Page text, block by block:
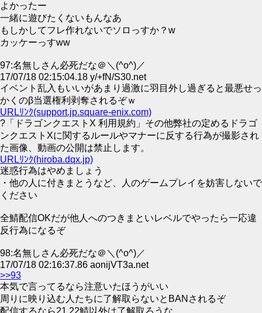
よかったー
一緒に遊びたくないもんなあ
もしかしてフレ作れないでソロっすか？w
カッケーっすww
97:名無しさん必死だな＠＼(^o^)／
17/07/18 02:15:04.18 y/+fN/S30.net
イベント乱入もいいがあまり過激に羽目外し過ぎると最悪せっ
かくのβ当選権利剥奪されるぞｗ
URLﾘﾝｸ(support.jp.square-enix.com)
?「ドラゴンクエストX 利用規約」その他弊社の定めるドラゴ
ンクエストXに関するルールやマナーに反する行為が撮影され
た画像、動画の公開は禁止します。
URLﾘﾝｸ(hiroba.dqx.jp)
迷惑行為はやめましょう
・他の人に付きまとうなど、人のゲームプレイを妨害しないで
ください
全鯖配信OKだが他人へのつきまといレベルでやったら一応違
反行為になるぞ
98:名無しさん必死だな＠＼(^o^)／
17/07/18 02:16:37.86 aonijVT3a.net
>>93
本気で言ってるなら注意いたほうがいい
周りに映り込む人たちに了解取らないとBANされるぞ
配信するなら21.22鯖以外は了解取ろうな